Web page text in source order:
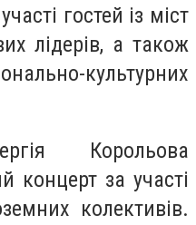
гостей із міст
лідерів, а також
культурних
Корольова
концерт за участі
колективів.